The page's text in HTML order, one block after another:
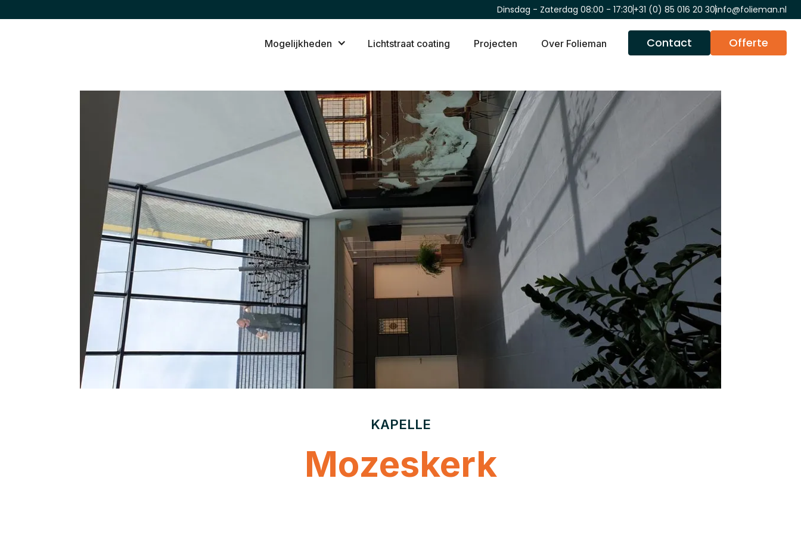
Dinsdag - Zaterdag 08:00 - 17:30+31 (0) 85 016 20 30info@folieman.nl
Mogelijkheden Lichtstraat coating Projecten Over Folieman Contact Offerte
KAPELLE
Mozeskerk